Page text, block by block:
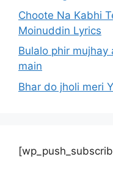
Choote Na Kabhi
Moinuddin Lyrics
Bulalo phir
main
Bhar do jholi meri